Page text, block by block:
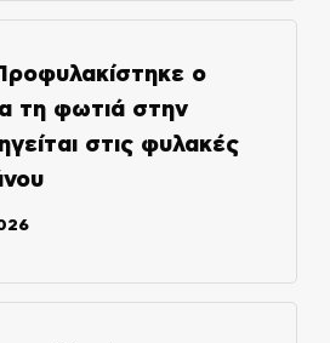
ο
τη φωτιά στην
στις φυλακές